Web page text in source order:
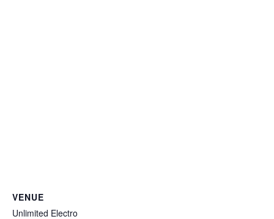
VENUE
Unlimited Electro